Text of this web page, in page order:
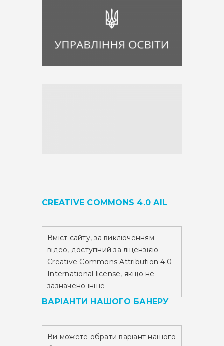
CREATIVE COMMONS 4.0 AIL
Вміст сайту,за виключенням
відео, доступний за ліцензією
Creative Commons Attribution 4.0
International license, якщо не
зазначено інше
ВАРІАНТИ НАШОГО БАНЕРУ
Ви можете обрати варіант нашого